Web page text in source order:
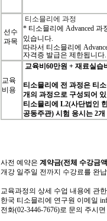
선수
과목
티소믈리에 과정
* 티소믈리에 Advanced과
있습니다.
따라서 티소믈리에
자격증 발급은 제한됩니다.
교육
비용
교육비60만원 +재료실습
티소믈리에 전 과정은 티
개의 과정으로 구성되어
티소믈리에 L2(사단법인
공동주관)시험 응시는 2개
사전 예약은 계약금(전체 수강금
개강 일주일 전까지 수강료를 완
교육과정의 상세 수업 내용에 관한
한국 티소믈리에 연구원 이메일
전화(02-3446-7676)로 문의 주시면